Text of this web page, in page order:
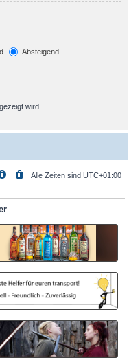
Absteigend
wird.
Alle Zeiten sind UTC+01:00